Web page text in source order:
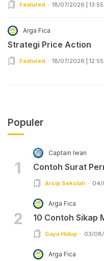
Featured 18/07/2026 | 13:55
Arga Fica
Strategi Price Action
Featured 18/07/2026 | 12:55
Populer
1
Captain Iwan
Contoh Surat
Arsip Sekolah 04/
2
Arga Fica
10 Contoh Sikap
Gaya Hidup 03/
Arga Fica